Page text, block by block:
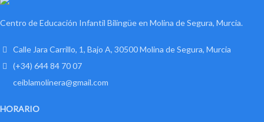
Centro de Educación Infantil Bilingüe en Molina de Segura, Murcia.
Calle Jara Carrillo, 1, Bajo A, 30500 Molina de Segura, Murcia
(+34) 644 84 70 07
ceiblamolinera@gmail.com
HORARIO